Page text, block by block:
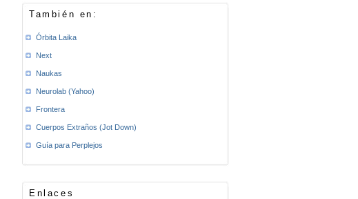
También en:
Órbita Laika
Next
Naukas
Neurolab (Yahoo)
Frontera
Cuerpos Extraños (Jot Down)
Guía para Perplejos
Enlaces